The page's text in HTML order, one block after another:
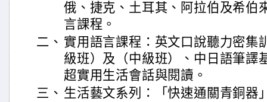
俄、捷克、土耳其、阿拉伯及希伯
言課程。
二、 實用語言課程：英文口說聽力密集
級班）及（中級班）、中日語筆譯
超實用生活會話與閱讀。
三、 生活藝文系列：「快速通關青銅器